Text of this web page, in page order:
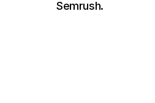
Semrush.